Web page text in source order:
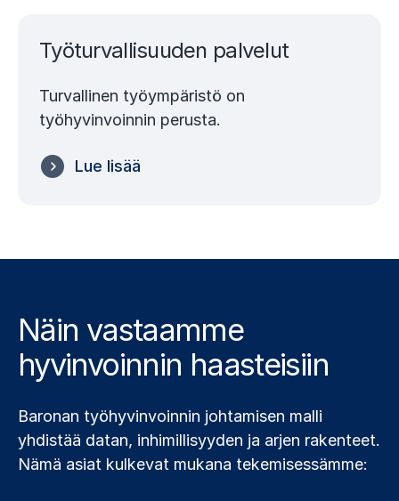
Työturvallisuuden palvelut
Turvallinen työympäristö on
työhyvinvoinnin perusta.
Lue lisää
Näin vastaamme
hyvinvoinnin haasteisiin
Baronan työhyvinvoinnin johtamisen malli
yhdistää datan, inhimillisyyden ja arjen rakenteet.
Nämä asiat kulkevat mukana tekemisessämme: